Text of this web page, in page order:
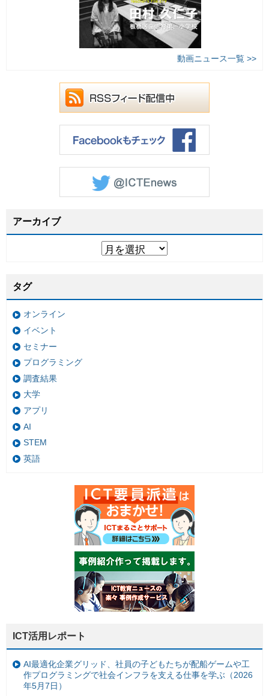
動画ニュース一覧 >>
アーカイブ
タグ
オンライン
イベント
セミナー
プログラミング
調査結果
大学
アプリ
AI
STEM
英語
ICT活用レポート
AI最適化企業グリッド、社員の子どもたちが配船ゲームや工
作プログラミングで社会インフラを支える仕事を学ぶ（2026
年5月7日）